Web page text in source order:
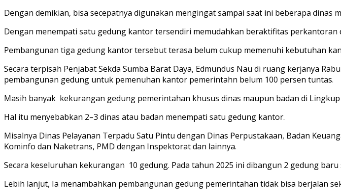
Dengan demikian, bisa secepatnya digunakan mengingat sampai saat ini beberapa dinas
Dengan menempati satu gedung kantor tersendiri memudahkan beraktifitas perkantoran
Pembangunan tiga gedung kantor tersebut terasa belum cukup memenuhi kebutuhan
Secara terpisah Penjabat Sekda Sumba Barat Daya, Edmundus Nau di ruang kerjanya
pembangunan gedung untuk pemenuhan kantor pemerintahn belum 100 persen tuntas.
Masih banyak kekurangan gedung pemerintahan khusus dinas maupun badan di
Hal itu menyebabkan 2–3 dinas atau badan menempati satu gedung kantor.
Misalnya Dinas Pelayanan Terpadu Satu Pintu dengan Dinas Perpustakaan, Badan
Kominfo dan Naketrans, PMD dengan Inspektorat dan lainnya.
Secara keseluruhan kekurangan 10 gedung. Pada tahun 2025 ini dibangun 2 gedung
Lebih lanjut, Ia menambahkan pembangunan gedung pemerintahan tidak bisa berjalan